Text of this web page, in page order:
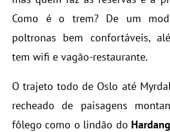
Como é o trem? De um
poltronas bem confortáveis,
tem wifi e vagão-restaurante.
O trajeto todo de Oslo até
recheado de paisagens
fôlego como o lindão do